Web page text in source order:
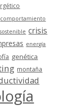
comportamiento
crisis
energía
genética
montaña